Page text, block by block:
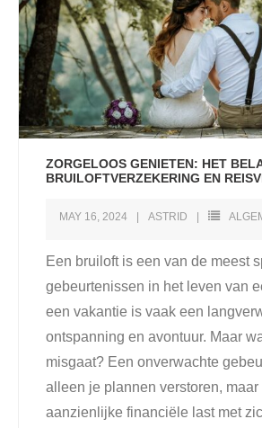
ZORGELOOS GENIETEN: HET
BRUILOFTVERZEKERING EN
MAY 16, 2024 ASTRID
Een bruiloft is een van de meest
gebeurtenissen in het leven van
een vakantie is vaak een
ontspanning en avontuur. Maar
misgaat? Een onverwachte
alleen je plannen verstoren, maar
aanzienlijke financiële last met